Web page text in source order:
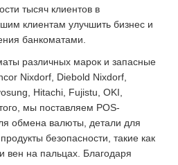
тысяч клиентов в
клиентам улучшить бизнес и
банкоматами.
различных марок и запасные
Nixdorf, Diebold Nixdorf,
Hitachi, Fujistu, OKI,
мы поставляем POS-
обмена валюты, детали для
безопасности, такие как
вен на пальцах. Благодаря